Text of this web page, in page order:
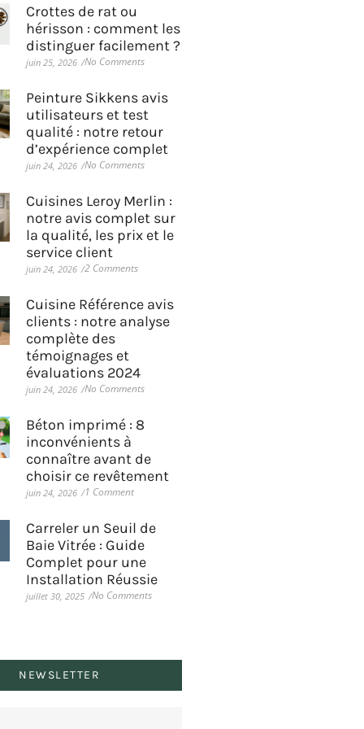
Crottes de rat ou
hérisson : comment les
distinguer facilement ?
juin 25, 2026 /No Comments
Peinture Sikkens avis
utilisateurs et test
qualité : notre retour
d’expérience complet
juin 24, 2026 /No Comments
Cuisines Leroy Merlin :
notre avis complet sur
la qualité, les prix et le
service client
juin 24, 2026 /2 Comments
Cuisine Référence avis
clients : notre analyse
complète des
témoignages et
évaluations 2024
juin 24, 2026 /No Comments
Béton imprimé : 8
inconvénients à
connaître avant de
choisir ce revêtement
juin 24, 2026 /1 Comment
Carreler un Seuil de
Baie Vitrée : Guide
Complet pour une
Installation Réussie
juillet 30, 2025 /No Comments
NEWSLETTER